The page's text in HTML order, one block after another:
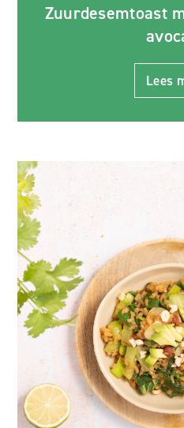
Zuurdesemtoast
Lees